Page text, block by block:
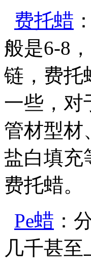
费托蜡
般是6-8
链，费托
一些，对
管材型材
盐白填充
费托蜡。
Pe蜡 ：
几千甚至